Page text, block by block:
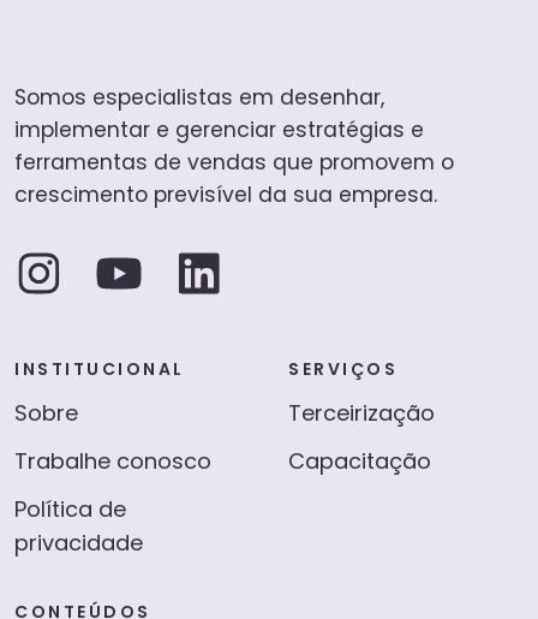
Somos especialistas em desenhar,
implementar e gerenciar estratégias e
ferramentas de vendas que promovem o
crescimento previsível da sua empresa.
INSTITUCIONAL
Sobre
Trabalhe conosco
Política de
privacidade
SERVIÇOS
Terceirização
Capacitação
CONTEÚDOS